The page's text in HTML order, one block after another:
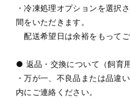
・冷凍処理オプションを選択
間をいただきます。
配送希望日は余裕をもってご
● 返品・交換について（飼育用
・万が一、不良品または品違
内にご連絡ください。